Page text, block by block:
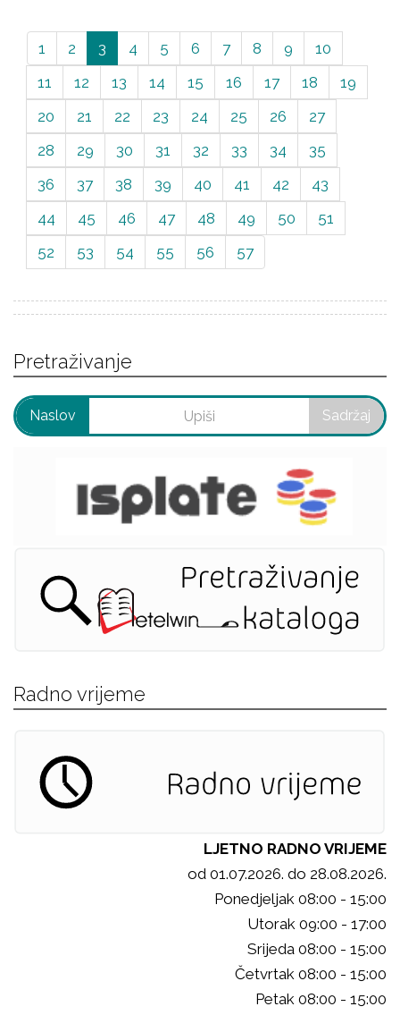
1 2 3 4 5 6 7 8 9
10
11
12 13 14 15 16 17 18
19
20
21 22 23 24 25 26
27
28
29 30 31 32 33 34
35
36
37 38 39 40 41 42
43
44
45 46 47 48 49 50
51
52
53 54 55 56 57
Pretraživanje
Naslov Sadržaj
Radno vrijeme
LJETNO RADNO VRIJEME
od 01.07.2026. do 28.08.2026.
Ponedjeljak 08:00 - 15:00
Utorak 09:00 - 17:00
Srijeda 08:00 - 15:00
Četvrtak 08:00 - 15:00
Petak 08:00 - 15:00